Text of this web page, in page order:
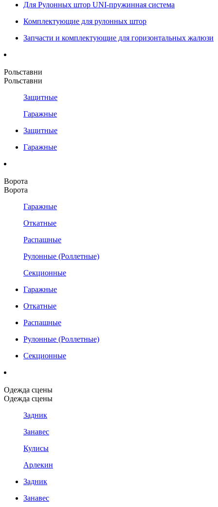
Для Рулонных штор UNI-пружинная система
Комплектующие для рулонных штор
Запчасти и комплектующие для горизонтальных жалюзи
Рольставни
Рольставни
Защитные
Гаражные
Защитные
Гаражные
Ворота
Ворота
Гаражные
Откатные
Распашные
Рулонные (Роллетные)
Секционные
Гаражные
Откатные
Распашные
Рулонные (Роллетные)
Секционные
Одежда сцены
Одежда сцены
Задник
Занавес
Кулисы
Арлекин
Задник
Занавес